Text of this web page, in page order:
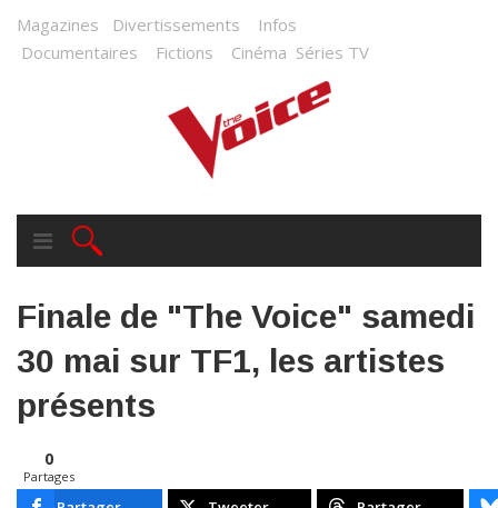
Magazines Divertissements
Infos
Documentaires
Fictions Cinéma Séries TV
Finale de "The Voice" samedi
30 mai sur TF1, les artistes
présents
0
Partages